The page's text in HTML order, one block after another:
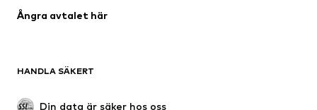
Upcycling
Nytt
Boots & stövlar
Ångra avtalet här
HANDLA SÄKERT
Din data är säker hos oss